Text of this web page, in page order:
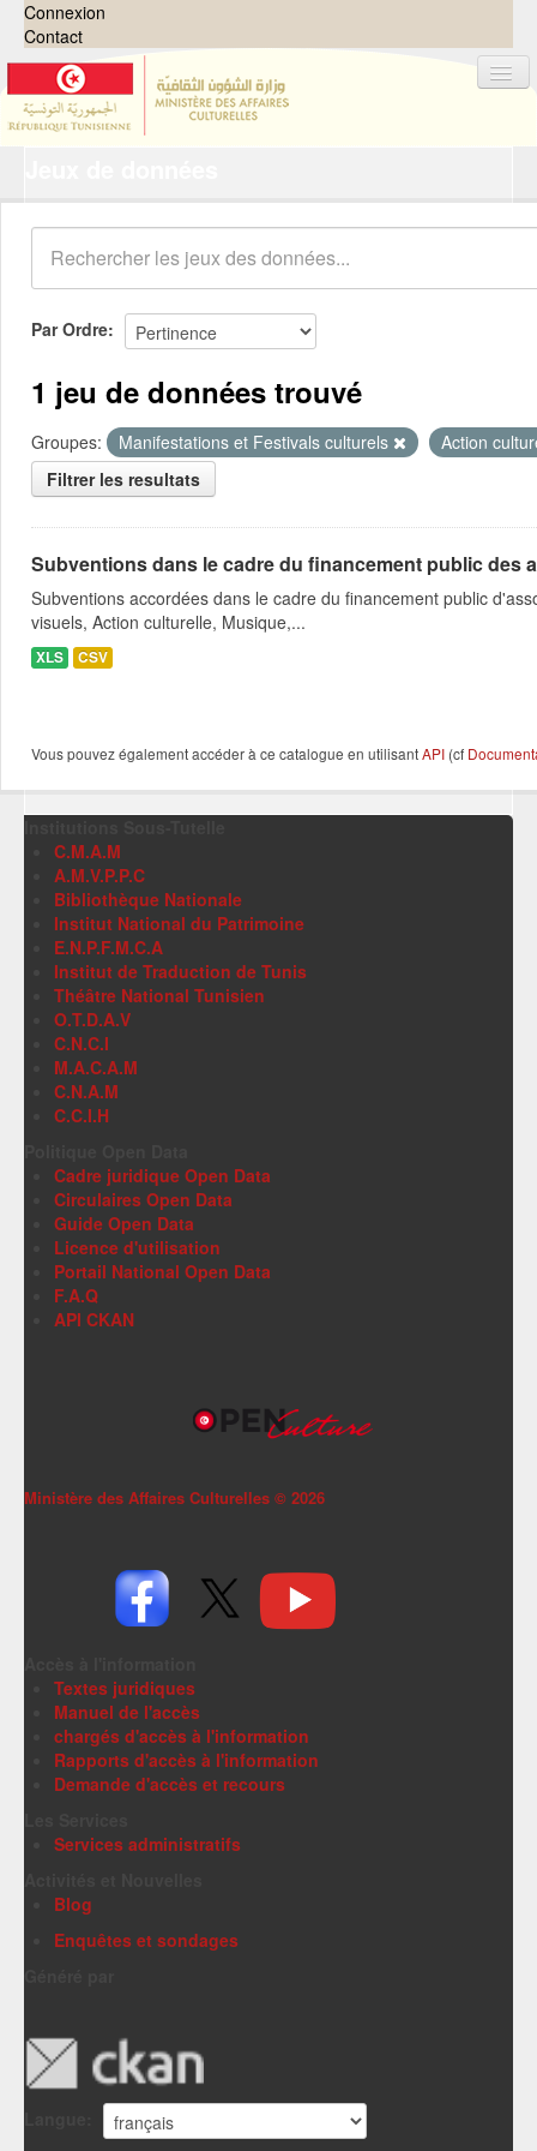
Connexion
Contact
Organisations
Groupes
Demandes 0
À propos
Par Ordre
1 jeu de données trouvé
Groupes: Manifestations et Festivals culturels
Action
Filtrer les resultats
Subventions dans le cadre du financement public des
Subventions accordées dans le cadre du financement public
visuels, Action culturelle, Musique,...
XLS CSV
Vous pouvez également accéder à ce catalogue en utilisantAPI (cf
C.M.A.M
A.M.V.P.P.C
Bibliothèque Nationale
Institut National du Patrimoine
E.N.P.F.M.C.A
Institut de Traduction de Tunis
Théâtre National Tunisien
O.T.D.A.V
C.N.C.I
M.A.C.A.M
C.N.A.M
C.C.I.H
Cadre juridique Open Data
Circulaires Open Data
Guide Open Data
Licence d'utilisation
Portail National Open Data
F.A.Q
API CKAN
Ministère des Affaires Culturelles © 2026
Textes juridiques
Manuel de l'accès
chargés d'accès à l'information
Rapports d'accès à l'information
Demande d'accès et recours
Services administratifs
Blog
Enquêtes et sondages